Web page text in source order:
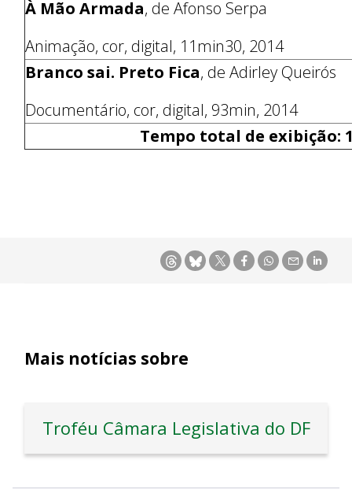
À Mão Armada, de Afonso Serpa
Animação, cor, digital, 11min30, 2014
Branco sai. Preto Fica, de Adirley Queirós
Documentário, cor, digital, 93min, 2014
Tempo total de exibição:
Mais notícias sobre
Troféu Câmara Legislativa do DF